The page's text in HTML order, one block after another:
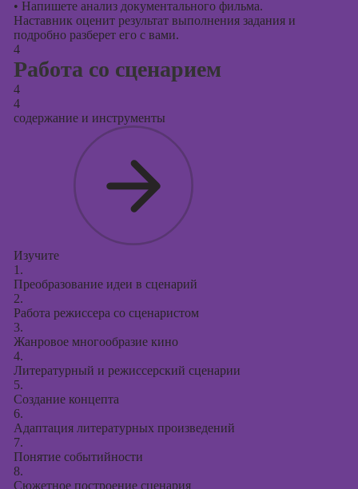
• Напишете анализ документального фильма.
Наставник оценит результат выполнения задания и
подробно разберет его с вами.
4
Работа со сценарием
4
4
содержание и инструменты
Изучите
1.
Преобразование идеи в сценарий
2.
Работа режиссера со сценаристом
3.
Жанровое многообразие кино
4.
Литературный и режиссерский сценарии
5.
Создание концепта
6.
Адаптация литературных произведений
7.
Понятие событийности
8.
Сюжетное построение сценария